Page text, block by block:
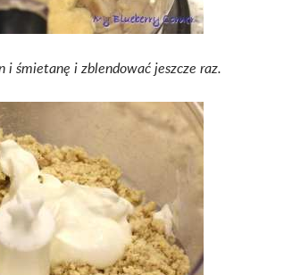
i śmietanę i zblendować jeszcze raz.